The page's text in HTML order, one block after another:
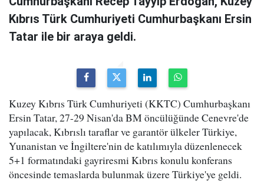
Kıbrıs Türk Cumhuriyeti Cumhurbaşkanı Ersin
Tatar ile bir araya geldi.
Kuzey Kıbrıs Türk Cumhuriyeti (KKTC) Cumhurbaşkanı
Ersin Tatar, 27-29 Nisan'da BM öncülüğünde Cenevre'de
yapılacak, Kıbrıslı taraflar ve garantör ülkeler Türkiye,
Yunanistan ve İngiltere'nin de katılımıyla düzenlenecek
5+1 formatındaki gayriresmi Kıbrıs konulu konferans
öncesinde temaslarda bulunmak üzere Türkiye'ye geldi.